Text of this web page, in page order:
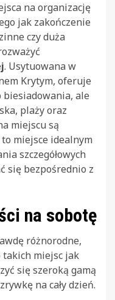
na organizację
jak zakończenie
czy duża
. Usytuowana w
Krytym, oferuje
biesiadowania, ale
plaży oraz
miejscu są
miejsce idealnym
szczegółowych
się bezpośrednio z
na sobotę
różnorodne,
takich miejsc jak
się szeroką gamą
na cały dzień.